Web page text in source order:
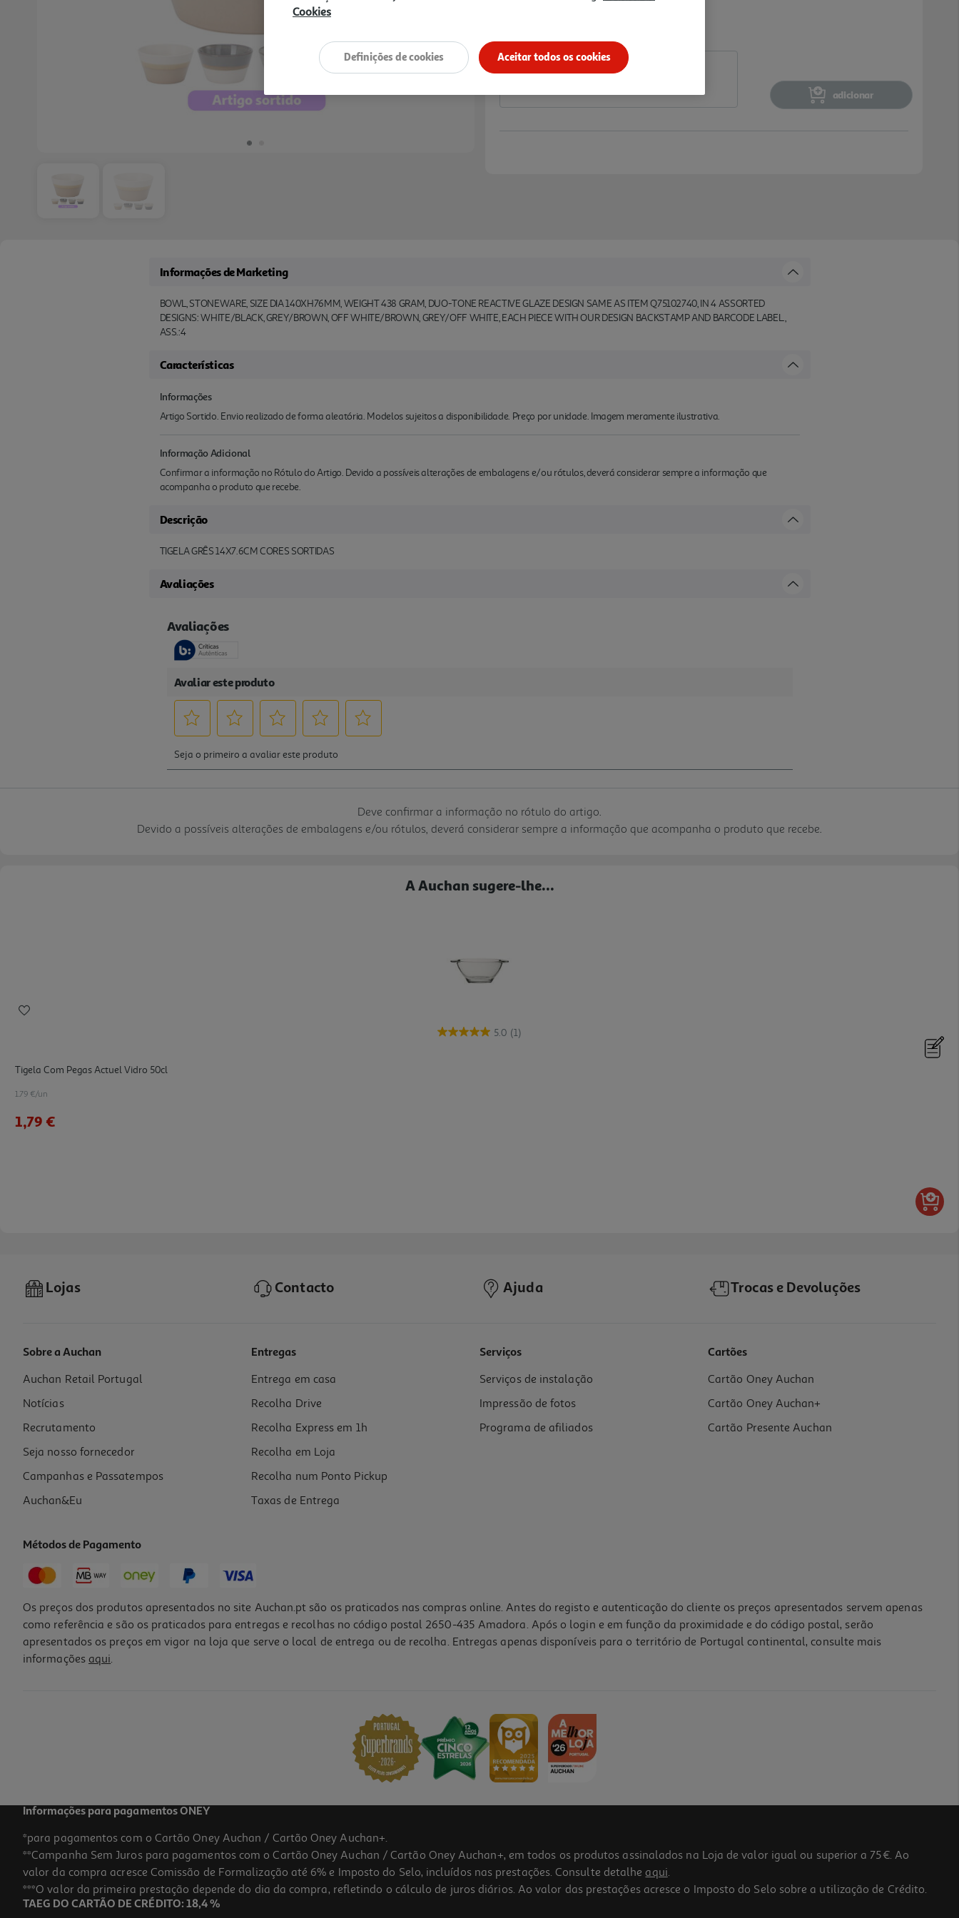
Notas de preparação
adicionar
Informações de Marketing
BOWL, STONEWARE, SIZE DIA 140XH76MM, WEIGHT 438 GRAM, DUO-TONE REACTIVE GLAZE DESIGN SAME AS ITEM Q75102740, IN 4 ASSORTED
DESIGNS: WHITE/BLACK, GREY/BROWN, OFF WHITE/BROWN, GREY/OFF WHITE, EACH PIECE WITH OUR DESIGN BACKSTAMP AND BARCODE LABEL.,
ASS.:4
Características
Informações
Artigo Sortido. Envio realizado de forma aleatória. Modelos sujeitos a disponibilidade. Preço por unidade. Imagem meramente ilustrativa.
Informação Adicional
Confirmar a informação no Rótulo do Artigo. Devido a possíveis alterações de embalagens e/ou rótulos, deverá considerar sempre a informação que
acompanha o produto que recebe.
Descrição
TIGELA GRÊS 14X7.6CM CORES SORTIDAS
Avaliações
Deve confirmar a informação no rótulo do artigo.
Devido a possíveis alterações de embalagens e/ou rótulos, deverá considerar sempre a informação que acompanha o produto que recebe.
A Auchan sugere-lhe...
5.0 (1)
Tigela Com Pegas Actuel Vidro 50cl
1.79 €/un
1,79 €
Tigela Dog Actuel Porcelana 35cl
6.99 €/un
6,99 €
Lojas Contacto Ajuda Trocas e Devoluções
Sobre a Auchan
Auchan Retail Portugal
Notícias
Recrutamento
Seja nosso fornecedor
Campanhas e Passatempos
Auchan&Eu
Entregas
Entrega em casa
Recolha Drive
Recolha Express em 1h
Recolha em Loja
Recolha num Ponto Pickup
Taxas de Entrega
Serviços
Serviços de instalação
Impressão de fotos
Programa de afiliados
Cartões
Cartão Oney Auchan
Cartão Oney Auchan+
Cartão Presente Auchan
Métodos de Pagamento
Os preços dos produtos apresentados no site Auchan.pt são os praticados nas compras online. Antes do registo e autenticação do cliente os preços apresentados servem apenas
como referência e são os praticados para entregas e recolhas no código postal 2650-435 Amadora. Após o login e em função da proximidade e do código postal, serão
apresentados os preços em vigor na loja que serve o local de entrega ou de recolha. Entregas apenas disponíveis para o território de Portugal continental, consulte mais
informações aqui.
Informações para pagamentos ONEY
*para pagamentos com o Cartão Oney Auchan / Cartão Oney Auchan+.
**Campanha Sem Juros para pagamentos com o Cartão Oney Auchan / Cartão Oney Auchan+, em todos os produtos assinalados na Loja de valor igual ou superior a 75€. Ao
valor da compra acresce Comissão de Formalização até 6% e Imposto do Selo, incluídos nas prestações. Consulte detalhe aqui.
***O valor da primeira prestação depende do dia da compra, refletindo o cálculo de juros diários. Ao valor das prestações acresce o Imposto do Selo sobre a utilização de Crédito.
TAEG DO CARTÃO DE CRÉDITO: 18,4 %
Cookies
Aceitar todos os cookies
Definições de cookies